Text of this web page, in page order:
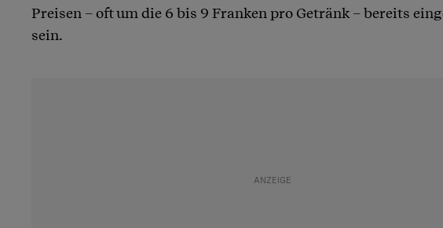
Preisen – oft um die 6 bis 9 Franken pro Getränk – bereits
sein.